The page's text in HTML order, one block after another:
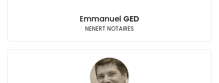
Emmanuel GED
NENERT NOTAIRES